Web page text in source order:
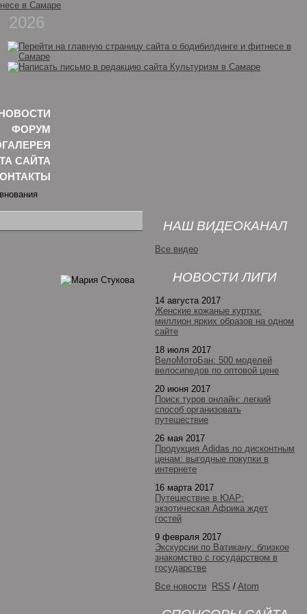
НАШ ВИДЕОКАНАЛ
Все видео
НОВОСТИ ЛИГИ
14 августа 2017
Женские кожаные куртки:
миллион ярких образов на одном
сайте
18 июля 2017
ВелоМотоБан: 500 моделей
велосипедов по оптовой цене
20 июня 2017
Поиск туров онлайн: легкий
способ организовать
путешествие
26 мая 2017
Продукция Adidas по дисконтным
ценам: выгодные покупки в
интернете
16 марта 2017
Путешествие в ЮАР:
экзотическая Африка ждет
гостей
9 февраля 2017
Экскурсии по Ватикану: близкое
знакомство с государством в
государстве
Все новости
RSS / Atom
2026
ФОРУМ
САЙТА